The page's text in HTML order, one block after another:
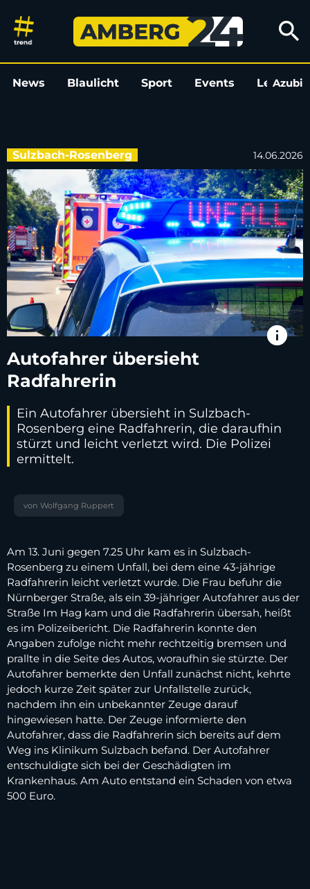
Autofahrer übersieht
search
News Blaulicht Sport Events LeoAzubi
Sulzbach-Rosenberg 14.06.2026
info
Autofahrer übersieht
Radfahrerin
Ein Autofahrer übersieht in Sulzbach-
Rosenberg eine Radfahrerin, die daraufhin
stürzt und leicht verletzt wird. Die Polizei
ermittelt.
von Wolfgang Ruppert
Am 13. Juni gegen 7.25 Uhr kam es in Sulzbach-
Rosenberg zu einem Unfall, bei dem eine 43-jährige
Radfahrerin leicht verletzt wurde. Die Frau befuhr die
Nürnberger Straße, als ein 39-jähriger Autofahrer aus der
Straße Im Hag kam und die Radfahrerin übersah, heißt
es im Polizeibericht. Die Radfahrerin konnte den
Angaben zufolge nicht mehr rechtzeitig bremsen und
prallte in die Seite des Autos, woraufhin sie stürzte. Der
Autofahrer bemerkte den Unfall zunächst nicht, kehrte
jedoch kurze Zeit später zur Unfallstelle zurück,
nachdem ihn ein unbekannter Zeuge darauf
hingewiesen hatte. Der Zeuge informierte den
Autofahrer, dass die Radfahrerin sich bereits auf dem
Weg ins Klinikum Sulzbach befand. Der Autofahrer
entschuldigte sich bei der Geschädigten im
Krankenhaus. Am Auto entstand ein Schaden von etwa
500 Euro.